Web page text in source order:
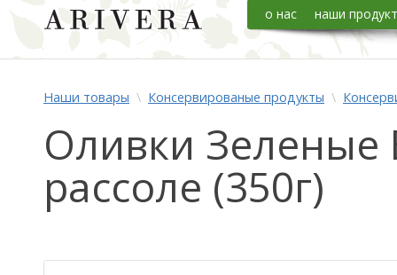
о нас наши
Наши товары \ Консервированые продукты \
Оливки Зеленые
рассоле (350г)